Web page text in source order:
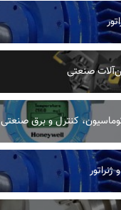
صنعتی
اتوماسیون، کنترل و برق صنعتی
ژنراتور